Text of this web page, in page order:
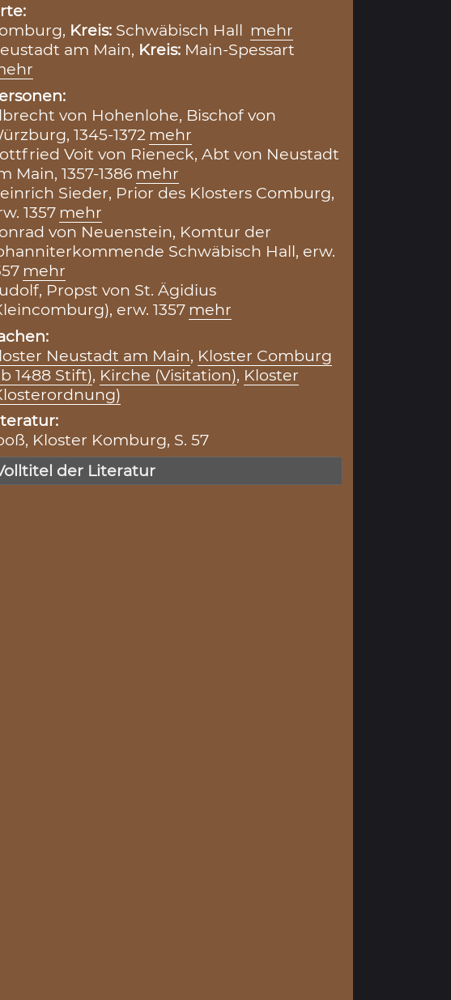
Kreis: Schwäbisch Hall mehr
am Main, Kreis: Main-Spessart
von Hohenlohe, Bischof von
1345-1372 mehr
Voit von Rieneck, Abt von Neustadt
Main, 1357-1386 mehr
Sieder, Prior des Klosters Comburg,
1357 mehr
von Neuenstein, Komtur der
Schwäbisch Hall, erw.
mehr
Propst von St. Ägidius
erw. 1357 mehr
Neustadt am Main, Kloster Comburg
1488 Stift), Kirche (Visitation), Kloster
Kloster Komburg, S. 57
der Literatur